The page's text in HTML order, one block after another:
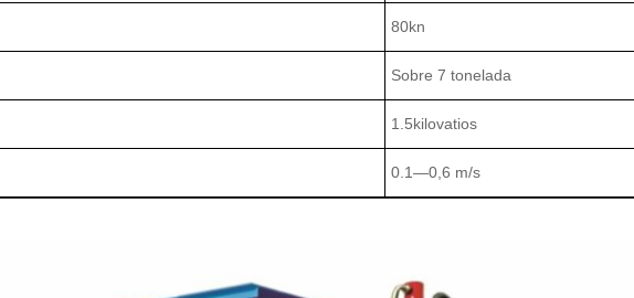
80kn
Sobre 7 tonelada
1.5kilovatios
0.1—0,6 m/s